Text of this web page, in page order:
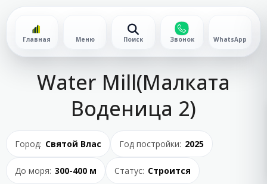
Главная Меню Поиск Звонок WhatsApp
Water Mill(Малката
Воденица 2)
Город: Святой Влас Год постройки: 2025
До моря: 300-400 м Статус: Строится